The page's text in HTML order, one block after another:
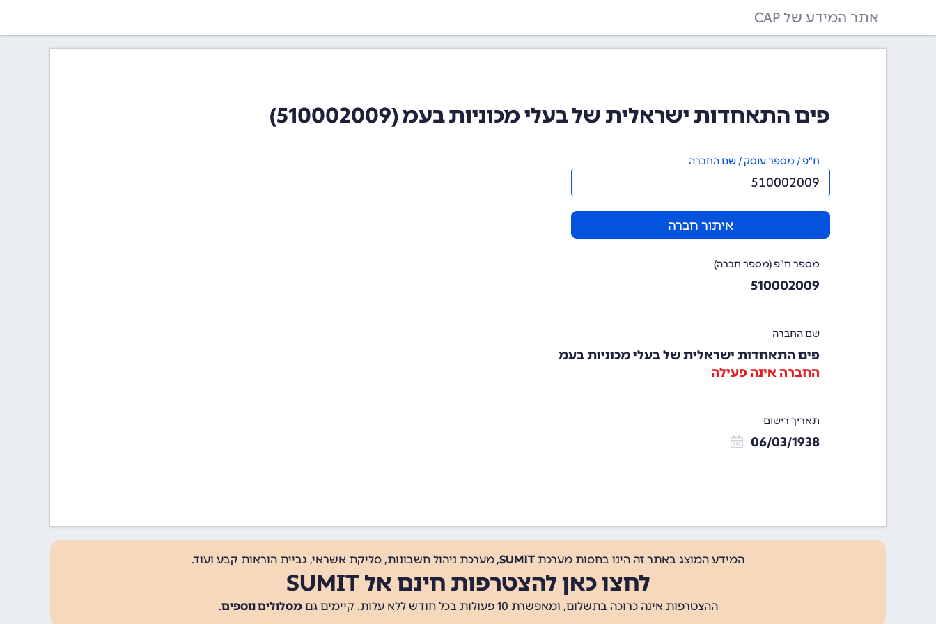
אתר המידע של CAP
פים התאחדות ישראלית של בעלי מכוניות בעמ (510002009)
ח"פ / מספר עוסק / שם החברה
איתור חברה
מספר ח"פ (מספר חברה)
510002009
שם החברה
פים התאחדות ישראלית של בעלי מכוניות בעמ
החברה אינה פעילה
תאריך רישום
06/03/1938
המידע המוצג באתר זה הינו בחסות מערכת SUMIT, מערכת ניהול חשבונות, סליקת אשראי, גביית הוראות קבע ועוד.
לחצו כאן להצטרפות חינם אל SUMIT
ההצטרפות אינה כרוכה בתשלום, ומאפשרת 10 פעולות בכל חודש ללא עלות. קיימים גם מסלולים נוספים.